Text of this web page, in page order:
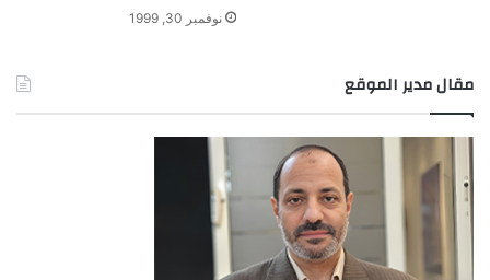
نوفمبر 30, 1999
مقال مدير الموقع